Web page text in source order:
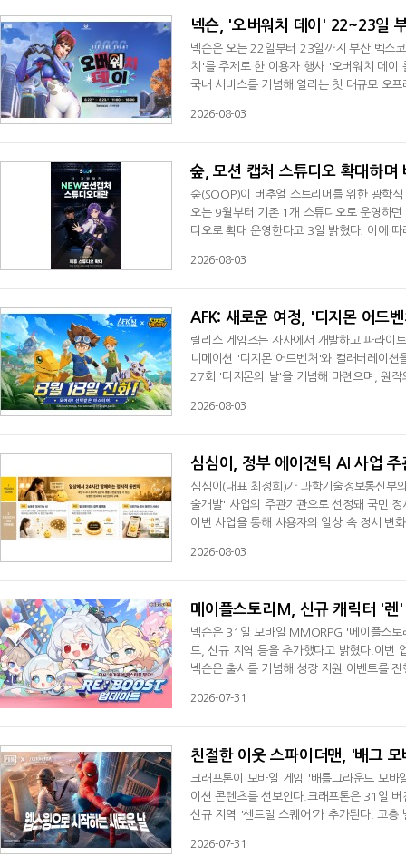
넥슨, '오버워치 데이' 22~23일
넥슨은 오는 22일부터 23일까지 부산 벡스
치'를 주제로 한 이용자 행사 '오버워치 데
국내 서비스를 기념해 열리는 첫 대규모 오
사장, 벤 벨 총괄 프로듀서 겸 선임 부사장이
2026-08-03
숲, 모션 캡처 스튜디오 확대하며
숲(SOOP)이 버추얼 스트리머를 위한 광학
오는 9월부터 기존 1개 스튜디오로 운영하던
디오로 확대 운영한다고 3일 밝혔다. 이에
장비와 스튜디오 이용 비용 부담으로 개인
2026-08-03
AFK: 새로운 여정, '디지몬 어드
릴리스 게임즈는 자사에서 개발하고 파라이
니메이션 '디지몬 어드벤처'와 컬래버레이
27회 '디지몬의 날'을 기념해 마련으며, 원
게임 보상과 한정 코스튬 등을 경험할 수 있
2026-08-03
심심이, 정부 에이전틱 AI 사업
심심이(대표 최정희)가 과학기술정보통신부
술개발' 사업의 주관기관으로 선정돼 국민
이번 사업을 통해 사용자의 일상 속 정서 변
기반으로 기존의 질의응답형 AI를 넘어 사용
2026-08-03
메이플스토리M, 신규 캐릭터 '렌
넥슨은 31일 모바일 MMORPG '메이플스
드, 신규 지역 등을 추가했다고 밝혔다.이번
넥슨은 출시를 기념해 성장 지원 이벤트를
스 월드'도 문을 열었다. 오는 9월30일까지
2026-07-31
친절한 이웃 스파이더맨, '배그
크래프톤이 모바일 게임 '배틀그라운드 모
이션 콘텐츠를 선보인다.크래프톤은 31일
신규 지역 '센트럴 스퀘어'가 추가된다. 고층
구현됐다. '피터 파커의 장갑'을 착용하면 거
2026-07-31